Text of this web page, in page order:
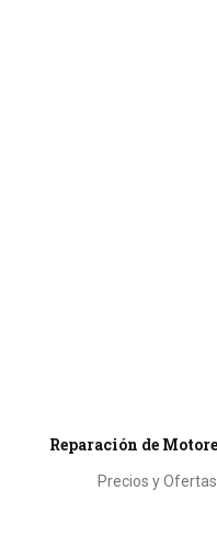
Reparación de
Precios y